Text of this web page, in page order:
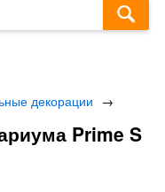
декорации →
Prime S